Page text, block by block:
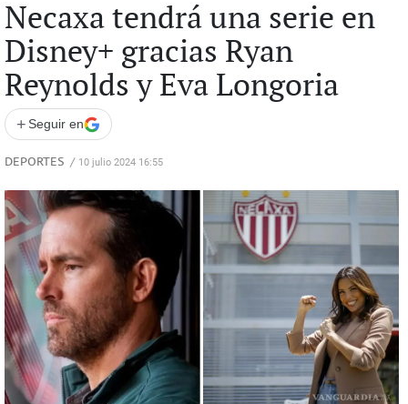
Necaxa tendrá una serie en
Disney+ gracias Ryan
Reynolds y Eva Longoria
+ Seguir en
DEPORTES / 10 julio 2024 16:55